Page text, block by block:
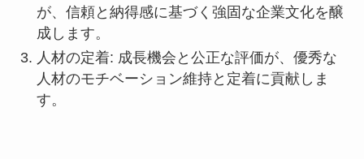
が、信頼と納得感に基づく強固な企業文化を醸
成します。
人材の定着: 成長機会と公正な評価が、優秀な
人材のモチベーション維持と定着に貢献しま
す。